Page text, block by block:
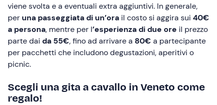
viene svolta e a eventuali extra aggiuntivi. In generale,
per una passeggiata di un’ora il costo si aggira sui 40€
a persona, mentre per l’esperienza di due ore il prezzo
parte dai da 55€, fino ad arrivare a 80€ a partecipante
per pacchetti che includono degustazioni, aperitivi o
picnic.
Scegli una gita a cavallo in Veneto come
regalo!